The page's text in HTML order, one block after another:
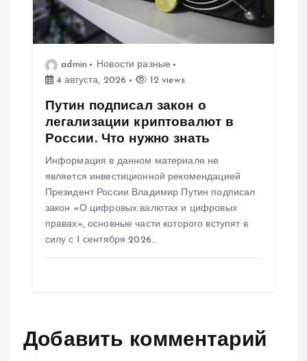
admin
Новости разные
4 августа, 2026
12 views
Путин подписал закон о
легализации криптовалют в
России. Что нужно знать
Информация в данном материале не
является инвестиционной рекомендацией
Президент России Владимир Путин подписал
закон «О цифровых валютах и цифровых
правах», основные части которого вступят в
силу с 1 сентября 2026…
Добавить комментарий